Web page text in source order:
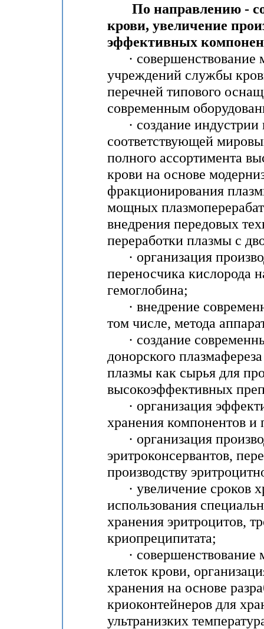
По направлению -
крови, увеличение
эффективных
· совершенствование
учреждений службы
перечней типового
современным
· создание индустрии
соответствующей
полного ассортимента
крови на основе
фракционирования
мощных
внедрения передовых
переработки плазмы с
· организация
переносчика кислорода
гемоглобина;
· внедрение
том числе, метода
· создание
донорского
плазмы как сырья для
высокоэффективных
· организация
хранения компонентов и
· организация
эритроконсервантов,
производству
· увеличение сроков
использования
хранения эритроцитов,
криопреципитата;
· совершенствование
клеток крови,
хранения на основе
криоконтейнеров для
ультранизких